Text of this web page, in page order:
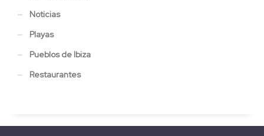
Noticias
Playas
Pueblos de Ibiza
Restaurantes